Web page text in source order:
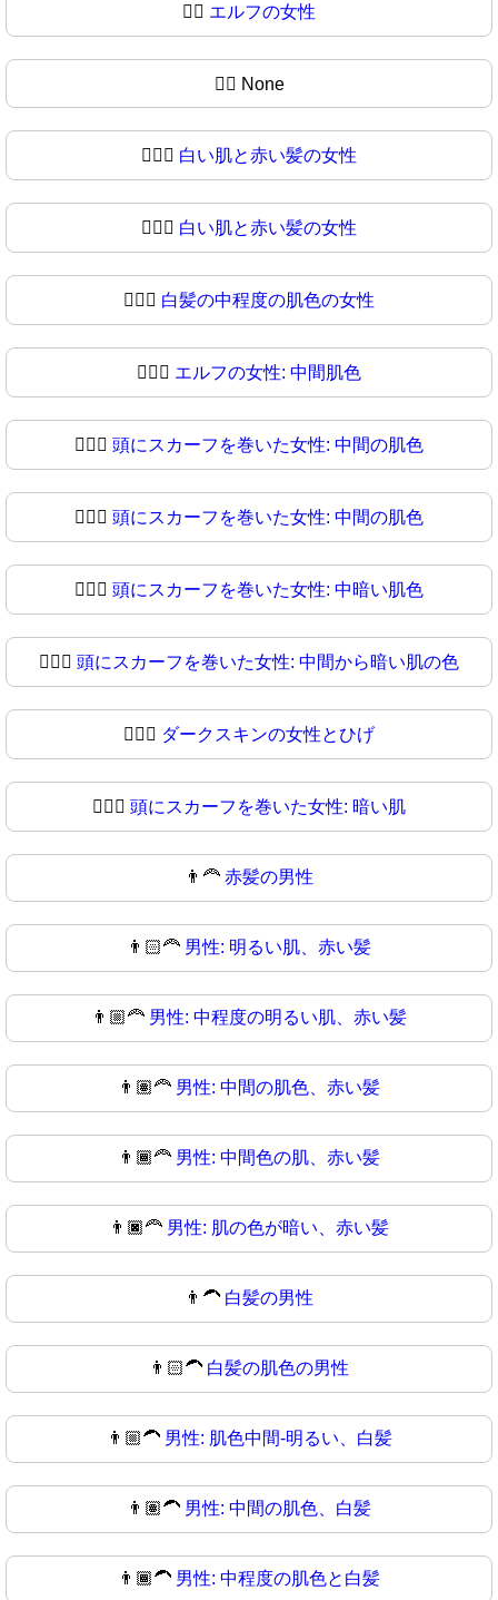
🧔‍♀️ エルフの女性
🧔‍♀ None
🧔🏻‍♀️ 白い肌と赤い髪の女性
🧔🏻‍♀ 白い肌と赤い髪の女性
🧔🏼‍♀️ 白髪の中程度の肌色の女性
🧔🏼‍♀ エルフの女性: 中間肌色
🧔🏽‍♀️ 頭にスカーフを巻いた女性: 中間の肌色
🧔🏽‍♀ 頭にスカーフを巻いた女性: 中間の肌色
🧔🏾‍♀️ 頭にスカーフを巻いた女性: 中暗い肌色
🧔🏾‍♀ 頭にスカーフを巻いた女性: 中間から暗い肌の色
🧔🏿‍♀️ ダークスキンの女性とひげ
🧔🏿‍♀ 頭にスカーフを巻いた女性: 暗い肌
👨‍🦰 赤髪の男性
👨🏻‍🦰 男性: 明るい肌、赤い髪
👨🏼‍🦰 男性: 中程度の明るい肌、赤い髪
👨🏽‍🦰 男性: 中間の肌色、赤い髪
👨🏾‍🦰 男性: 中間色の肌、赤い髪
👨🏿‍🦰 男性: 肌の色が暗い、赤い髪
👨‍🦱 白髪の男性
👨🏻‍🦱 白髪の肌色の男性
👨🏼‍🦱 男性: 肌色中間-明るい、白髪
👨🏽‍🦱 男性: 中間の肌色、白髪
👨🏾‍🦱 男性: 中程度の肌色と白髪